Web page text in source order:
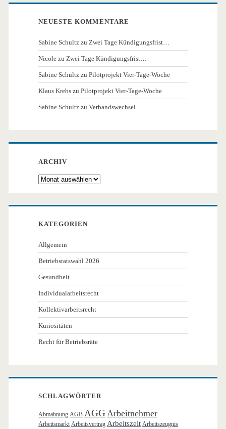
NEUESTE KOMMENTARE
Sabine Schultz zu Zwei Tage Kündigungsfrist…
Nicole zu Zwei Tage Kündigungsfrist…
Sabine Schultz zuPilotprojekt Vier-Tage-Woche
Klaus Krebs zuPilotprojekt Vier-Tage-Woche
Sabine Schultz zuVerbandswechsel
ARCHIV
Archiv
KATEGORIEN
Allgemein
Betriebsratswahl 2026
Gesundheit
Individualarbeitsrecht
Kollektivarbeitsrecht
Kuriositäten
Recht für Betriebsräte
SCHLAGWÖRTER
Abmahnung AGB AGG Arbeitnehmer
Arbeitsmarkt Arbeitsvertrag Arbeitszeit Arbeitszeugnis